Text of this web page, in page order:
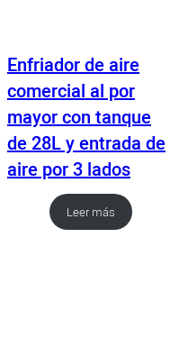
Enfriador de aire
comercial al por
mayor con tanque
de 28L y entrada de
aire por 3 lados
Leer más